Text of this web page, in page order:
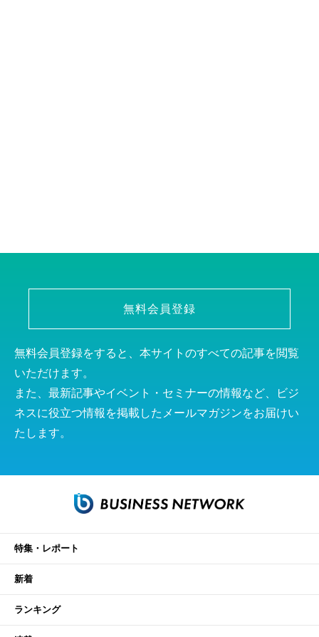
無料会員登録
無料会員登録をすると、本サイトのすべての記事を閲覧
いただけます。
また、最新記事やイベント・セミナーの情報など、ビジ
ネスに役立つ情報を掲載したメールマガジンをお届けい
たします。
特集・レポート
新着
ランキング